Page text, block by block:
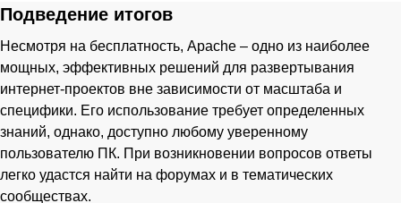
Подведение итогов
Несмотря на бесплатность, Apache – одно из наиболее
мощных, эффективных решений для развертывания
интернет-проектов вне зависимости от масштаба и
специфики. Его использование требует определенных
знаний, однако, доступно любому уверенному
пользователю ПК. При возникновении вопросов ответы
легко удастся найти на форумах и в тематических
сообществах.